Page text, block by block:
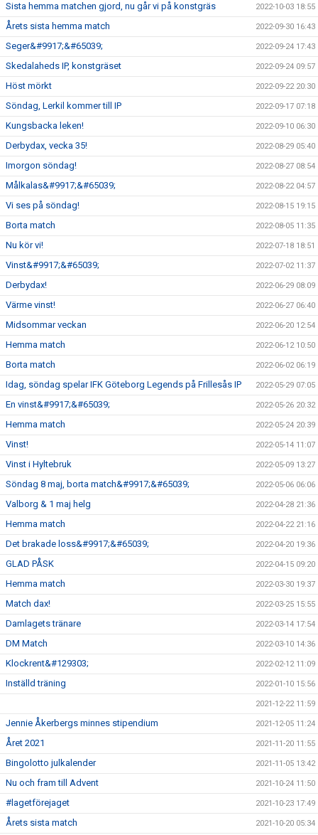
Sista hemma matchen gjord, nu går vi på konstgräs 2022-10-03 18:55
Årets sista hemma match 2022-09-30 16:43
Seger&#9917;&#65039; 2022-09-24 17:43
Skedalaheds IP, konstgräset 2022-09-24 09:57
Höst mörkt 2022-09-22 20:30
Söndag, Lerkil kommer till IP 2022-09-17 07:18
Kungsbacka leken! 2022-09-10 06:30
Derbydax, vecka 35! 2022-08-29 05:40
Imorgon söndag! 2022-08-27 08:54
Målkalas&#9917;&#65039; 2022-08-22 04:57
Vi ses på söndag! 2022-08-15 19:15
Borta match 2022-08-05 11:35
Nu kör vi! 2022-07-18 18:51
Vinst&#9917;&#65039; 2022-07-02 11:37
Derbydax! 2022-06-29 08:09
Värme vinst! 2022-06-27 06:40
Midsommar veckan 2022-06-20 12:54
Hemma match 2022-06-12 10:50
Borta match 2022-06-02 06:19
Idag, söndag spelar IFK Göteborg Legends på Frillesås IP 2022-05-29 07:05
En vinst&#9917;&#65039; 2022-05-26 20:32
Hemma match 2022-05-24 20:39
Vinst! 2022-05-14 11:07
Vinst i Hyltebruk 2022-05-09 13:27
Söndag 8 maj, borta match&#9917;&#65039; 2022-05-06 06:06
Valborg & 1 maj helg 2022-04-28 21:36
Hemma match 2022-04-22 21:16
Det brakade loss&#9917;&#65039; 2022-04-20 19:36
GLAD PÅSK 2022-04-15 09:20
Hemma match 2022-03-30 19:37
Match dax! 2022-03-25 15:55
Damlagets tränare 2022-03-14 17:54
DM Match 2022-03-10 14:36
Klockrent&#129303; 2022-02-12 11:09
Inställd träning 2022-01-10 15:56
2021-12-22 11:59
Jennie Åkerbergs minnes stipendium 2021-12-05 11:24
Året 2021 2021-11-20 11:55
Bingolotto julkalender 2021-11-05 13:42
Nu och fram till Advent 2021-10-24 11:50
#lagetförejaget 2021-10-23 17:49
Årets sista match 2021-10-20 05:34